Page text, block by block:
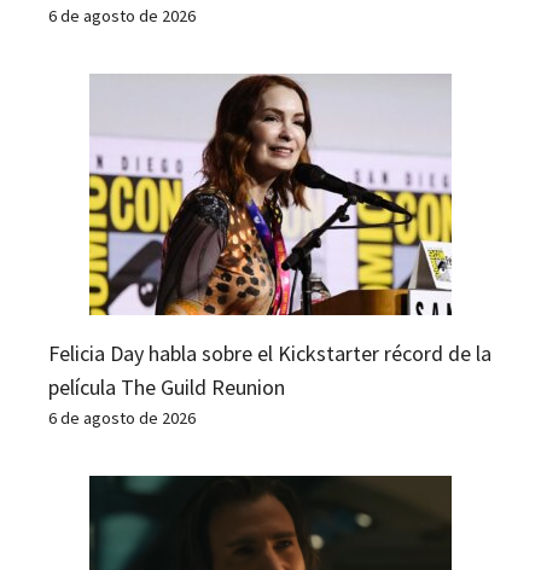
6 de agosto de 2026
Felicia Day habla sobre el Kickstarter récord de la
película The Guild Reunion
6 de agosto de 2026